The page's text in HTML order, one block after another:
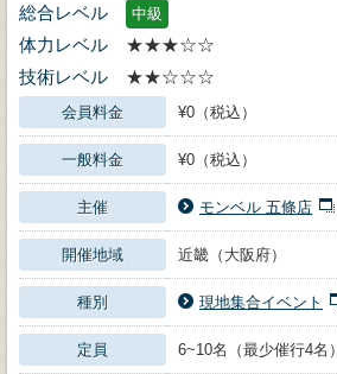
総合レベル 中級
体力レベル
★★★☆☆
技術レベル
★★☆☆☆
会員料金 ¥0（税込）
一般料金 ¥0（税込）
主催 モンベル 五條店
開催地域 近畿（大阪府）
種別 現地集合イベント
定員 6~10名（最少催行4名）